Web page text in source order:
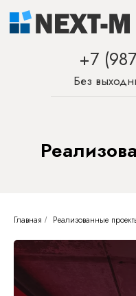
Без выходных с 8:00
Главная / Реализованные